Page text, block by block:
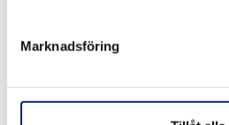
Marknadsföring
lugnet mitt i paradiset! Ta
rusa inte igenom Houtskär.
är det endast tre timmars
Åbo.